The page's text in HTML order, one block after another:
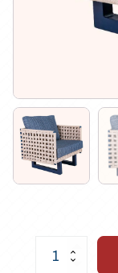
Poltrona